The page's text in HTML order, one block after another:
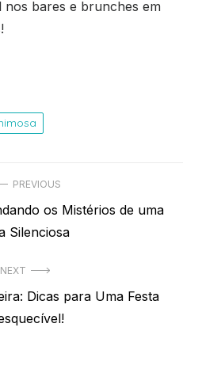
nos bares e brunches em
PREVIOUS
os Mistérios de uma
Silenciosa
NEXT
Dicas para Uma Festa